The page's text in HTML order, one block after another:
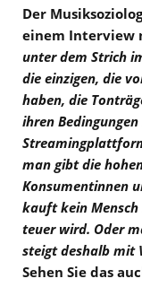
Der
einem Interview
unter dem Strich
die einzigen, die
haben, die
ihren
man gibt die
Konsumentinnen
kauft kein Mensch
teuer wird. Oder
steigt deshalb mit
Sehen Sie das